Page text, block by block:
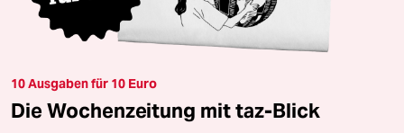
10 Ausgaben für 10 Euro
Die Wochenzeitung mit taz-Blick